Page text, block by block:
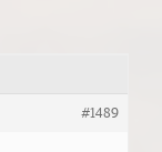
#1489